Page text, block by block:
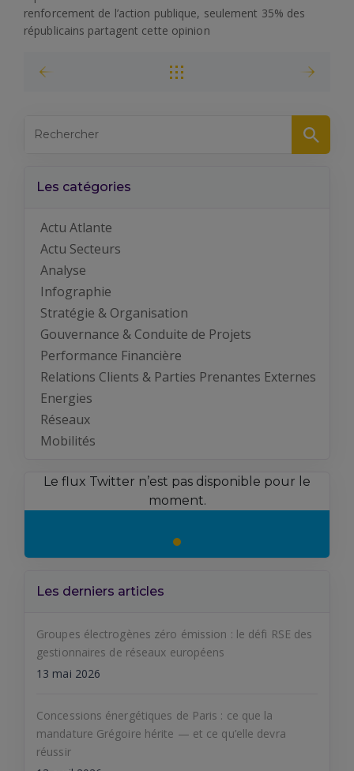
renforcement de l’action publique, seulement 35% des
républicains partagent cette opinion
Les catégories
Actu Atlante
Actu Secteurs
Analyse
Infographie
Stratégie & Organisation
Gouvernance & Conduite de Projets
Performance Financière
Relations Clients & Parties Prenantes Externes
Energies
Réseaux
Mobilités
Le flux Twitter n’est pas disponible pour le
moment.
Les derniers articles
Groupes électrogènes zéro émission : le défi RSE des
gestionnaires de réseaux européens
13 mai 2026
Concessions énergétiques de Paris : ce que la
mandature Grégoire hérite — et ce qu’elle devra
réussir